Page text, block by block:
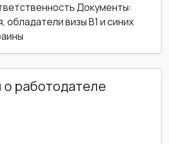
Документы:
обладатели визы B1 и синих
работодателе